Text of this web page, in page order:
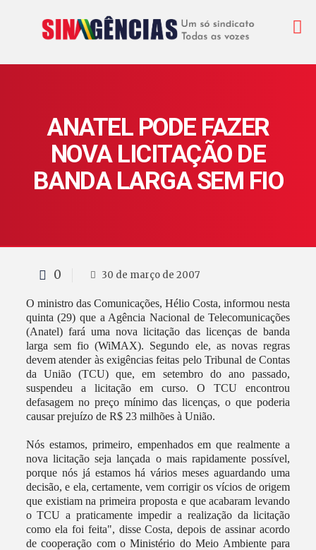
ANATEL PODE FAZER
NOVA LICITAÇÃO DE
BANDA LARGA SEM FIO
0 30 de março de 2007
O ministro das Comunicações, Hélio Costa, informou nesta
quinta (29) que a Agência Nacional de Telecomunicações
(Anatel) fará uma nova licitação das licenças de banda
larga sem fio (WiMAX). Segundo ele, as novas regras
devem atender às exigências feitas pelo Tribunal de Contas
da União (TCU) que, em setembro do ano passado,
suspendeu a licitação em curso. O TCU encontrou
defasagem no preço mínimo das licenças, o que poderia
causar prejuízo de R$ 23 milhões à União.
Nós estamos, primeiro, empenhados em que realmente a
nova licitação seja lançada o mais rapidamente possível,
porque nós já estamos há vários meses aguardando uma
decisão, e ela, certamente, vem corrigir os vícios de origem
que existiam na primeira proposta e que acabaram levando
o TCU a praticamente impedir a realização da licitação
como ela foi feita", disse Costa, depois de assinar acordo
de cooperação com o Ministério do Meio Ambiente para